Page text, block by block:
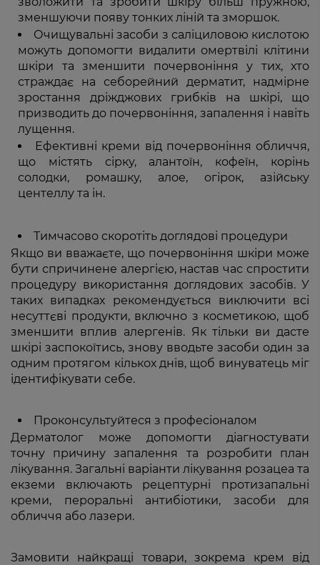
зменшуючи появу тонких ліній та зморшок.
Очищувальні засоби з саліциловою кислотою
можуть допомогти видалити омертвілі клітини
шкіри та зменшити почервоніння у тих, хто
страждає на себорейний дерматит, надмірне
зростання дріжджових грибків на шкірі, що
призводить до почервоніння, запалення і навіть
лущення.
Ефективні креми від почервоніння обличчя,
що містять сірку, алантоїн, кофеїн, корінь
солодки, ромашку, алое, огірок, азійську
центеллу та ін.
Тимчасово скоротіть доглядові процедури
Якщо ви вважаєте, що почервоніння шкіри може
бути спричинене алергією, настав час спростити
процедуру використання доглядових засобів. У
таких випадках рекомендується виключити всі
несуттєві продукти, включно з косметикою, щоб
зменшити вплив алергенів. Як тільки ви дасте
шкірі заспокоїтись, знову вводьте засоби один за
одним протягом кількох днів, щоб винуватець міг
ідентифікувати себе.
Проконсультуйтеся з професіоналом
Дерматолог може допомогти діагностувати
точну причину запалення та розробити план
лікування. Загальні варіанти лікування розацеа та
екземи включають рецептурні протизапальні
креми, пероральні антибіотики, засоби для
обличчя або лазери.
Замовити найкращі товари, зокрема крем від